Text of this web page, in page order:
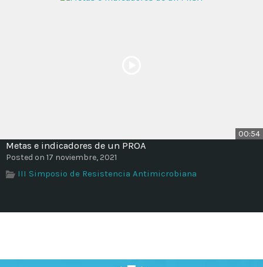
00:54
Metas e indicadores de un PROA
Posted on 17 noviembre, 2021
III Simposio de Resistencia Antimicrobiana